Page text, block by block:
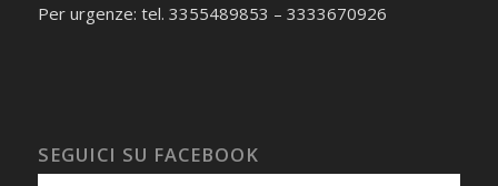
Per urgenze: tel. 3355489853 – 3333670926
SEGUICI SU FACEBOOK